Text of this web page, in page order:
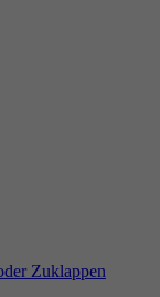
Zuklappen